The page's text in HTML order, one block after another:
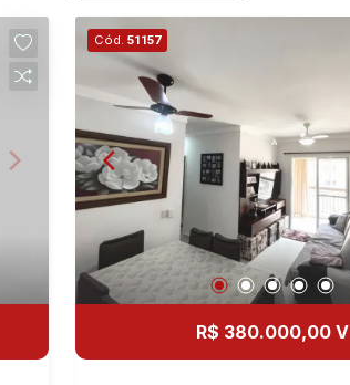
Cód. 51157
R$ 380.000,00 V